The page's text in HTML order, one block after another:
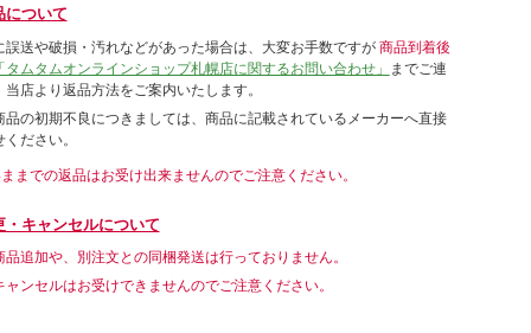
について
誤送や破損・汚れなどがあった場合は、大変お手数ですが 商品到着後
タムタムオンラインショップ札幌店に関するお問い合わせ」 までご連
店より返品方法をご案内いたします。
品の初期不良につきましては、商品に記載されているメーカーへ直接
ださい。
までの返品はお受け出来ませんのでご注意ください。
キャンセルについて
追加や、別注文との同梱発送は行っておりません。
ンセルはお受けできませんのでご注意ください。